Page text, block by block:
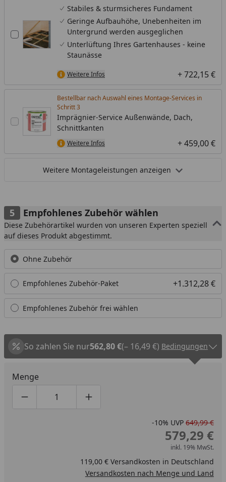
Stabiles & sturmsicheres Fundament
Geringe Aufbauhöhe, Unebenheiten im
Untergrund werden ausgeglichen
Unterlüftung Ihres Gartenhauses - keine
Staunässe
Weitere Infos + 722,15 €
Bestellbar nach Auswahl eines Montage-Services in
Schritt
Imprägnier-Service Außenwände, Dach,
Schnittkanten
Weitere Infos + 459,00 €
Weitere Montageleistungen anzeigen
Empfohlenes Zubehör wählen
Diese Zubehörartikel wurden von unseren Experten speziell
auf dieses Produkt abgestimmt.
Ohne Zubehör
Empfohlenes Zubehör-Paket +1.312,28 €
Empfohlenes Zubehör frei wählen
So zahlen Sie nur562,80 €(– 16,49 €) Bedingungen
Menge
Produktmenge um eins verringern
Produktmenge manuell eingeben
Produktmenge um eins erhöhen
-10% UVP 649,99 €
579,29 €
inkl. 19% MwSt.
119,00 € Versandkosten in Deutschland
Versandkosten nach Menge und Land